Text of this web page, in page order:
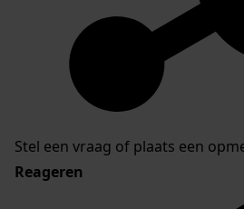
Stel een vraag of plaats een
Reageren